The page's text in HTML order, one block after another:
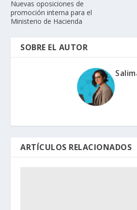
Nuevas oposiciones de
promoción interna para el
Ministerio de Hacienda
SOBRE EL AUTOR
ARTÍCULOS RELACIONADOS